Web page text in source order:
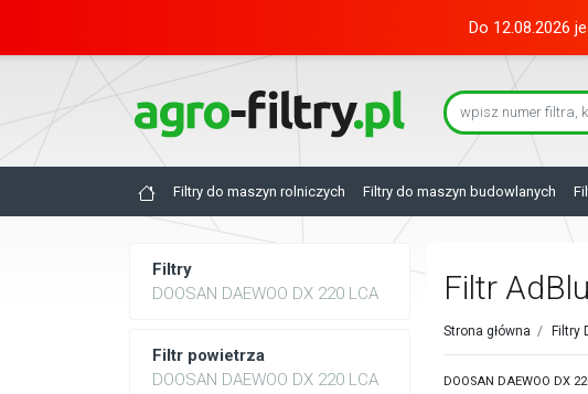
Do 12.08.2026
Filtry do maszyn rolniczych Filtry do maszyn budowlanych
Filtry
DOOSAN DAEWOO DX 220 LCA
Filtr powietrza
DOOSAN DAEWOO DX 220 LCA
Filtr
Strona główna / Filtry
DOOSAN DAEWOO DX